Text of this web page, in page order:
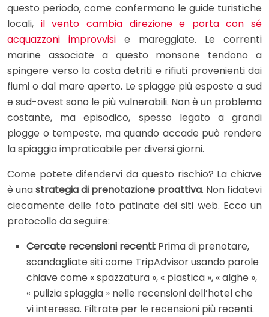
questo periodo, come confermano le guide turistiche
locali, il vento cambia direzione e porta con sé
acquazzoni improvvisi e mareggiate. Le correnti
marine associate a questo monsone tendono a
spingere verso la costa detriti e rifiuti provenienti dai
fiumi o dal mare aperto. Le spiagge più esposte a sud
e sud-ovest sono le più vulnerabili. Non è un problema
costante, ma episodico, spesso legato a grandi
piogge o tempeste, ma quando accade può rendere
la spiaggia impraticabile per diversi giorni.
Come potete difendervi da questo rischio? La chiave
è unastrategia di prenotazione proattiva. Non fidatevi
ciecamente delle foto patinate dei siti web. Ecco un
protocollo da seguire:
Cercate recensioni recenti: Prima di prenotare,
scandagliate siti come TripAdvisor usando parole
chiave come « spazzatura », « plastica », « alghe »,
« pulizia spiaggia » nelle recensioni dell’hotel che
vi interessa. Filtrate per le recensioni più recenti.